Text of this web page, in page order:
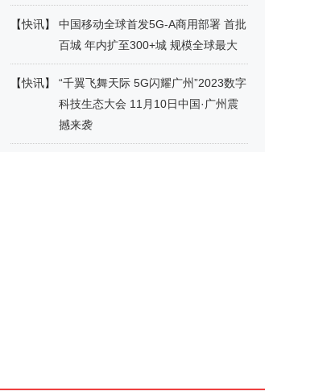
【快讯】
中国移动全球首发5G-A商用部署 首批
百城 年内扩至300+城 规模全球最大
【快讯】
“千翼飞舞天际 5G闪耀广州”2023数字
科技生态大会 11月10日中国·广州震
撼来袭